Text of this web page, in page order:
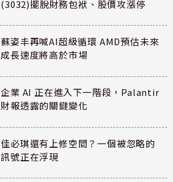
(3032)擺脫財務包袱、股價攻漲停
蘇姿丰再喊AI超級循環 AMD預估未來
成長速度將高於市場
企業 AI 正在進入下一階段，Palantir
財報透露的關鍵變化
佳必琪還有上修空間？一個被忽略的
訊號正在浮現